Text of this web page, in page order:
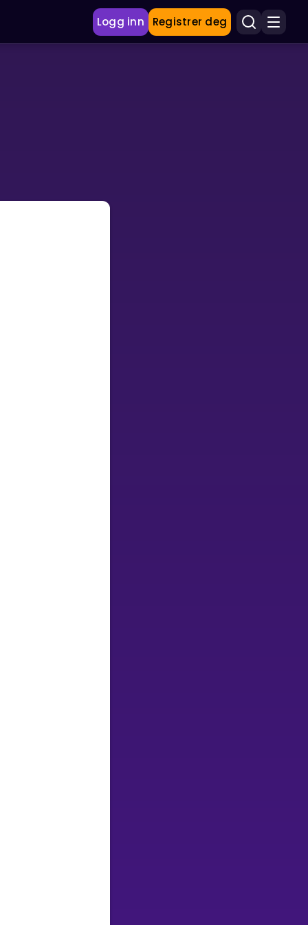
Logg inn Registrer deg